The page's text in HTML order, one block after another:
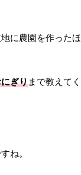
に農園を作ったほ
ぎりまで教えてく
ね。